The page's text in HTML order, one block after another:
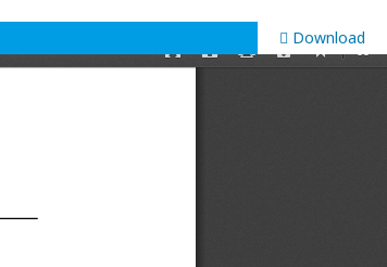
Download